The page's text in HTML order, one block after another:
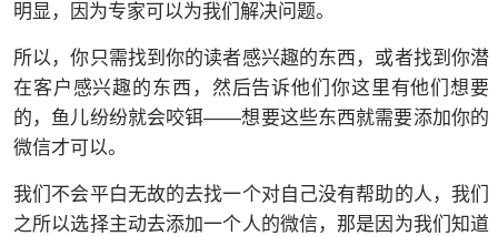
明显，因为专家可以为我们解决问题。
所以，你只需找到你的读者感兴趣的东西，或者找到你潜
在客户感兴趣的东西，然后告诉他们你这里有他们想要
的，鱼儿纷纷就会咬铒——想要这些东西就需要添加你的
微信才可以。
我们不会平白无故的去找一个对自己没有帮助的人，我们
之所以选择主动去添加一个人的微信，那是因为我们知道